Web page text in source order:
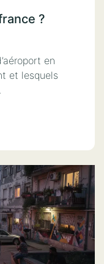
?
en
et lesquels